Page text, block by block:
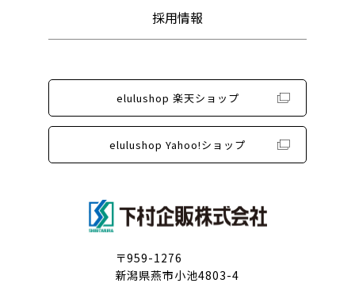
採用情報
elulushop 楽天ショップ
elulushop Yahoo!ショップ
〒959-1276
新潟県燕市小池4803-4